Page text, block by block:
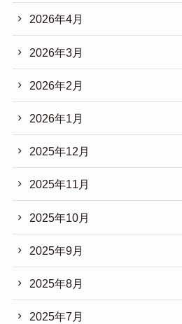
2026年4月
2026年3月
2026年2月
2026年1月
2025年12月
2025年11月
2025年10月
2025年9月
2025年8月
2025年7月